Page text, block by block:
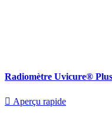
Radiomètre Uvicure®
 Aperçu rapide